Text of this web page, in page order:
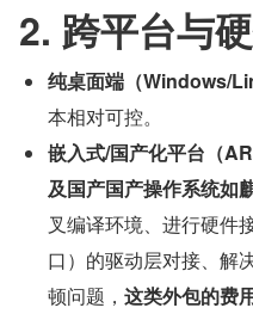
2. 跨平台与
纯桌面端（Windows/
本相对可控。
嵌入式/国产化平台（
及国产国产操作系统如
叉编译环境、进行硬件
口）的驱动层对接、解
顿问题， 这类外包的费